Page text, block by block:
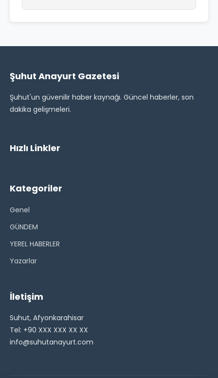
Şuhut Anayurt Gazetesi
Şuhut'un güvenilir haber kaynağı. Güncel haberler, son
dakika gelişmeleri.
Hızlı Linkler
Kategoriler
Genel
GÜNDEM
YEREL HABERLER
Yazarlar
İletişim
Suhut, Afyonkarahisar
Tel: +90 XXX XXX XX XX
info@suhutanayurt.com